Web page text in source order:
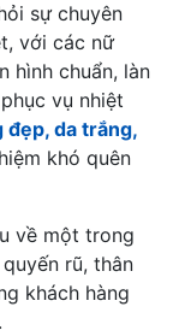
sự chuyên
với các nữ
hình chuẩn, làn
vụ nhiệt
đẹp, da trắng,
khó quên
về một trong
rũ, thân
khách hàng